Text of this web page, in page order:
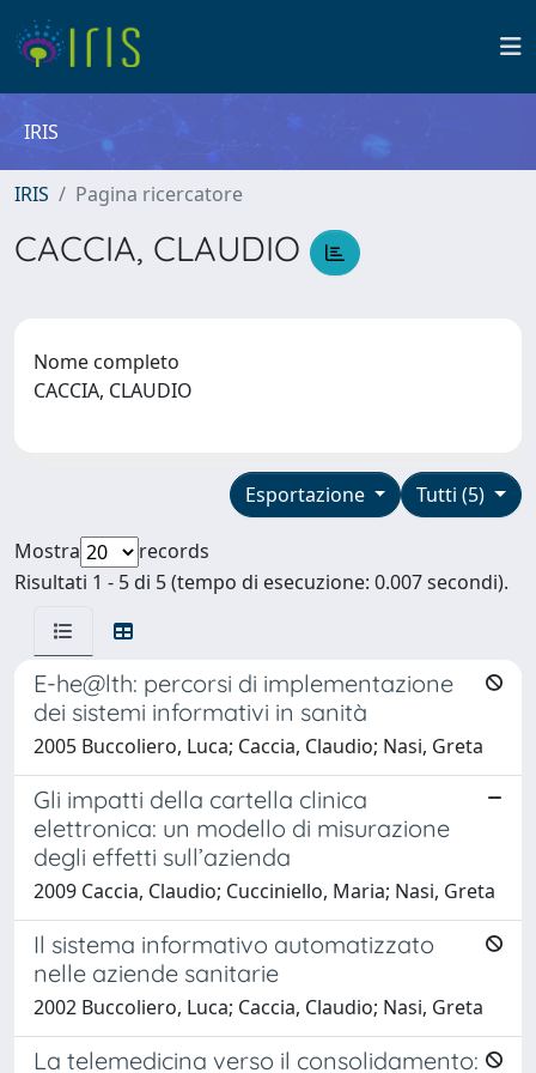
IRIS
IRIS Pagina ricercatore
CACCIA, CLAUDIO
Nome completo
CACCIA, CLAUDIO
Tutti (5)
Esportazione
Mostra
records
Risultati 1 - 5 di 5 (tempo di esecuzione: 0.007 secondi).
E-he@lth: percorsi di implementazione
dei sistemi informativi in sanità
2005 Buccoliero, Luca; Caccia, Claudio; Nasi, Greta
Gli impatti della cartella clinica
elettronica: un modello di misurazione
degli effetti sull’azienda
2009 Caccia, Claudio; Cucciniello, Maria; Nasi, Greta
Il sistema informativo automatizzato
nelle aziende sanitarie
2002 Buccoliero, Luca; Caccia, Claudio; Nasi, Greta
La telemedicina verso il consolidamento: